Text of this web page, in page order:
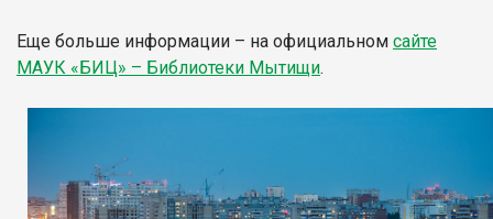
Еще больше информации – на официальном сайте
МАУК «БИЦ» – Библиотеки Мытищи.